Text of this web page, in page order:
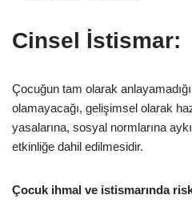
Cinsel İstismar:
Çocuğun tam olarak
olamayacağı, gelişimsel olarak
yasalarına, sosyal normlarına
etkinliğe dahil edilmesidir.
Çocuk ihmal ve istismarında